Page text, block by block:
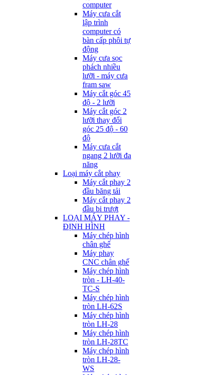
computer
Máy cưa cắt
lập trình
computer có
bàn cấp phôi tự
động
Máy cưa sọc
phách nhiều
lưỡi - máy cưa
fram saw
Máy cắt góc 45
độ - 2 lưỡi
Máy cắt góc 2
lưỡi thay đổi
góc 25 độ - 60
độ
Máy cưa cắt
ngang 2 lưỡi đa
năng
Loại máy cắt phay
Máy cắt phay 2
đầu băng tải
Máy cắt phay 2
đầu bi trượt
LOẠI MÁY PHAY -
ĐỊNH HÌNH
Máy chép hình
chân ghế
Máy phay
CNC chân ghế
Máy chép hình
tròn - LH-40-
TC-S
Máy chép hình
tròn LH-62S
Máy chép hình
tròn LH-28
Máy chép hình
tròn LH-28TC
Máy chép hình
tròn LH-28-
WS